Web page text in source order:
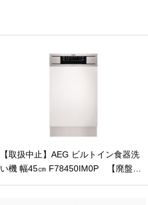
【取扱中止】AEG ビルトイン食器洗
い機 幅45㎝ F78450IM0P 【廃盤…